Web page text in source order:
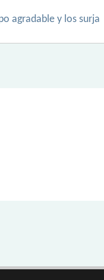
agradable y los surja